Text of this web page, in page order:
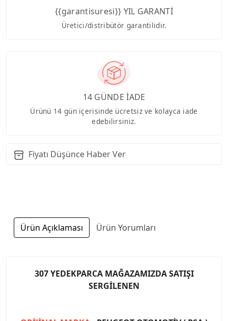
{{garantisuresi}} YIL GARANTİ
Üretici/distribütör garantilidir.
14 GÜNDE İADE
Ürünü 14 gün içerisinde ücretsiz ve kolayca iade
edebilirsiniz.
Fiyatı Düşünce Haber Ver
Ürün Açıklaması Ürün Yorumları
307 YEDEKPARCA MAĞAZAMIZDA SATIŞI
SERGİLENEN